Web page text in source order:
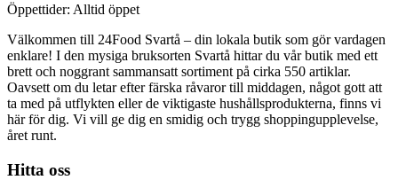
Öppettider: Alltid öppet
Välkommen till 24Food Svartå – din lokala butik som gör vardagen
enklare! I den mysiga bruksorten Svartå hittar du vår butik med ett
brett och noggrant sammansatt sortiment på cirka 550 artiklar.
Oavsett om du letar efter färska råvaror till middagen, något gott att
ta med på utflykten eller de viktigaste hushållsprodukterna, finns vi
här för dig. Vi vill ge dig en smidig och trygg shoppingupplevelse,
året runt.
Hitta oss